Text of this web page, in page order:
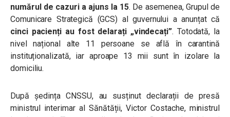
numărul de cazuri a ajuns la 15. De asemenea, Grupul de
Comunicare Strategică (GCS) al guvernului a anunțat că
cinci pacienți au fost delarați „vindecați”. Totodată, la
nivel național alte 11 persoane se află în carantină
instituționalizată, iar aproape 13 mii sunt în izolare la
domiciliu.
După ședința CNSSU, au susținut declarații de presă
ministrul interimar al Sănătății, Victor Costache, ministrul